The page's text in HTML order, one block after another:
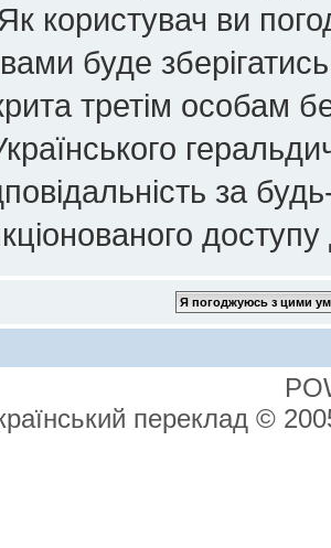
користувач ви
буде
третім особам
за
доступу
переклад ©